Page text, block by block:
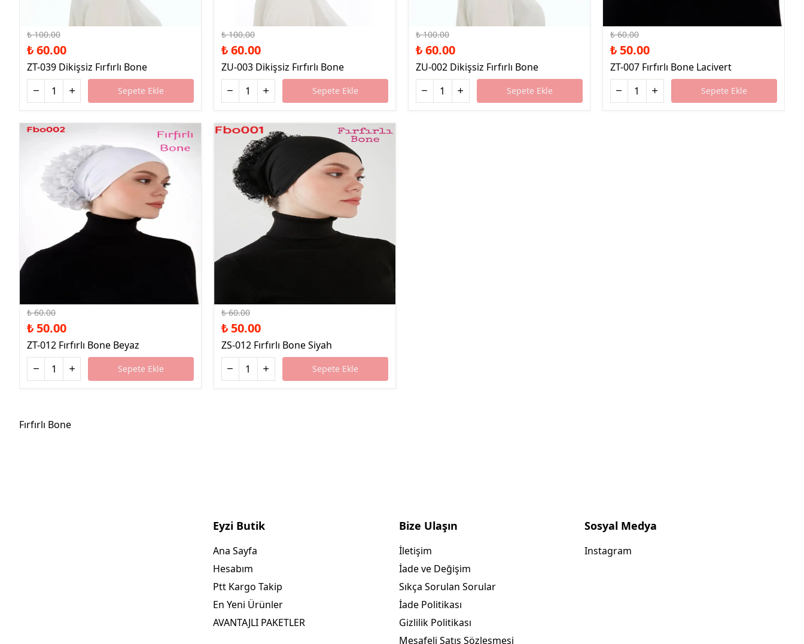
₺ 100.00
₺ 60.00
ZT-039 Dikişsiz Fırfırlı Bone
Sepete Ekle
₺ 100.00
₺ 60.00
ZU-003 Dikişsiz Fırfırlı Bone
Sepete Ekle
₺ 100.00
₺ 60.00
ZU-002 Dikişsiz Fırfırlı Bone
Sepete Ekle
₺ 60.00
₺ 50.00
ZT-007 Fırfırlı Bone Lacivert
Sepete Ekle
₺ 60.00
₺ 50.00
ZT-012 Fırfırlı Bone Beyaz
Sepete Ekle
₺ 60.00
₺ 50.00
ZS-012 Fırfırlı Bone Siyah
Sepete Ekle
Fırfırlı Bone
Eyzi Butik
Ana Sayfa
Hesabım
Ptt Kargo Takip
En Yeni Ürünler
AVANTAJLI PAKETLER
Bize Ulaşın
İletişim
İade ve Değişim
Sıkça Sorulan Sorular
İade Politikası
Gizlilik Politikası
Mesafeli Satış Sözleşmesi
Sosyal Medya
Instagram